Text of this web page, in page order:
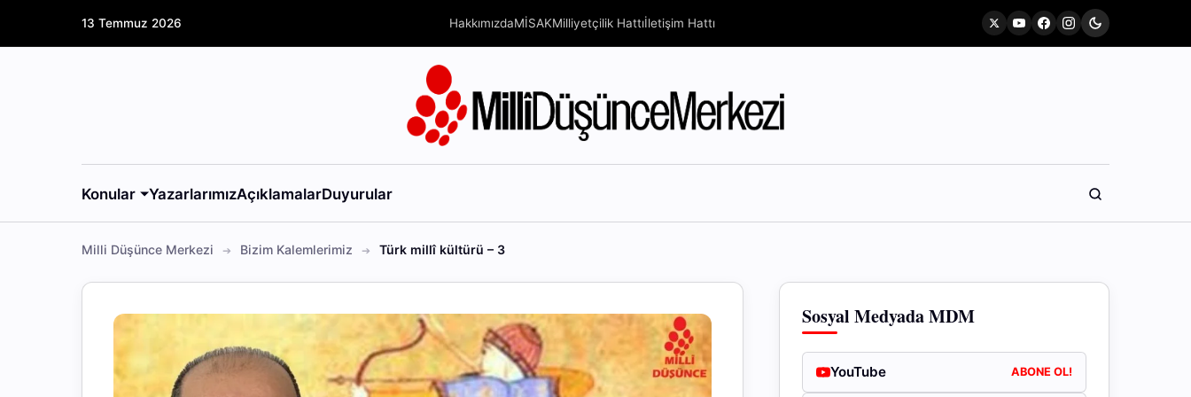
13 Temmuz 2026 HakkımızdaMİSAKMilliyetçilik Hattıİletişim Hattı
Konular YazarlarımızAçıklamalarDuyurular
Milli Düşünce Merkezi Bizim Kalemlerimiz Türk millî kültürü – 3
Sosyal Medyada MDM
YouTube ABONE OL!